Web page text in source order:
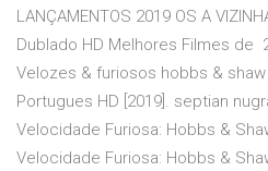
LANÇAMENTOS 2019 OS A
Dublado HD Melhores Filmes de
Velozes & furiosos hobbs &
Portugues HD [2019]. septian
Velocidade Furiosa: Hobbs &
Velocidade Furiosa: Hobbs &